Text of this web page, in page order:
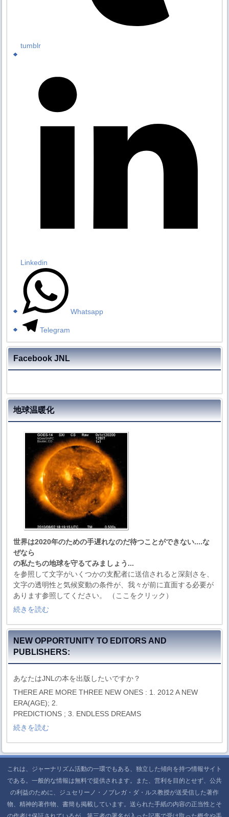
tumblr
Linkedin
Whatsapp
Telegram
Facebook JNL
地球温暖化
世界は2020年のための手遅れなのだ待つことができない....な
ぜなら
の私たちの地球を守るてみましょう...
を参照して文字がいくつかの支配者に送信されると深刻さを、
文字の透明性と気候変動の条件が、我々が前に直面する必要が
あります参照してください。 （ここをクリック）
続きを読む
NEW OPPORTUNITY TO EDITORS AND
PUBLISHERS:
あなたはJNLの本を出版したいですか？
THERE ARE MORE THREE NEW ONES : 1. 2012 A NEW
ERA(AGE); 2.
PREDICTIONS ; 3. ENDLESS DREAMS
続きを読む
これは、ジャーナリズム活動の一環でもある、独立した傾向を持つ情報サイト
である。一般的な情報は無料で提供されます。また、営利を目的とせず、公共
の利益のために、ジュセリーノ・ノブレガ・ダ・ルス教授が送受信した著作
物、精神的著作物、書簡も掲載しています。送られた手紙の内容の正当性とそ
の作者は保証されているが、第三者の署名が入った記事で受け取った概念や手